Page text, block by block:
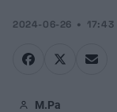
2024-06-26 17:43
M.Pa